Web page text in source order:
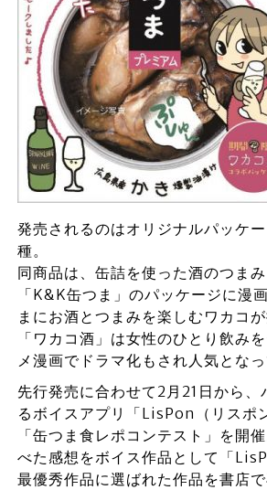
発売されるのはオリジナルパッケ
種。
同商品は、缶詰を使った酒のつま
「K&K缶つま」のパッケージに漫
まにお酒とつまみを楽しむワカコが
「ワカコ酒」は女性のひとり飲み
メ漫画でドラマ化もされ人気となっ
先行発売に合わせて2月21日から、
るボイスアプリ「LisPon（リスポ
「缶つま食レポコンテスト」を開
べた感想をボイス作品として「
最優秀作品に選ばれた作品を書店で